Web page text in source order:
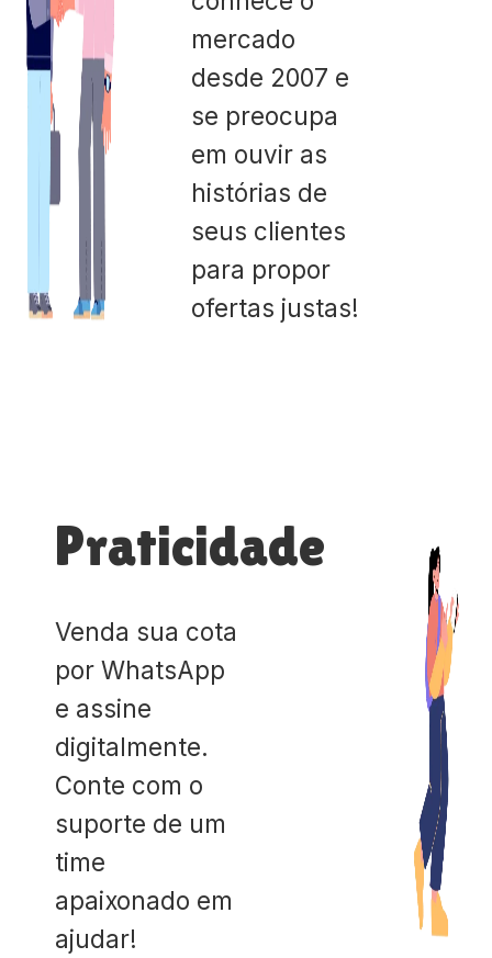
mercado
desde 2007 e
se preocupa
em ouvir as
histórias de
seus clientes
para propor
ofertas justas!
Praticidade
Venda sua cota
por WhatsApp
e assine
digitalmente.
Conte com o
suporte de um
time
apaixonado em
ajudar!